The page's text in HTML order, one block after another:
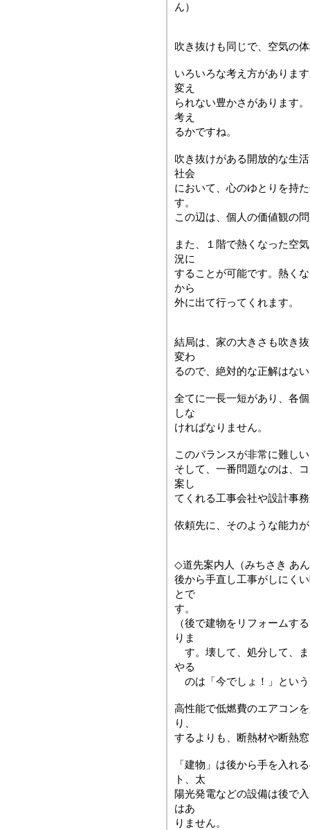
ん）
吹き抜けも同じで、空気の
いろいろな考え方がありま
変え
られない豊かさがあります
考え
るかですね。
吹き抜けがある開放的な生
社会
において、心のゆとりを持
す。
この辺は、個人の価値観の
また、１階で熱くなった空
況に
することが可能です。熱く
から
外に出て行ってくれます。
結局は、家の大きさも吹き
変わ
るので、絶対的な正解はな
全てに一長一短があり、各
しな
ければなりません。
このバランスが非常に難し
そして、一番問題なのは、
案し
てくれる工事会社や設計事
依頼先に、そのような能力
◇道先案内人（みちさき あ
後から手直し工事がしにく
とで
す。
（後で建物をリフォームす
りま
す。壊して、処分して、
やる
のは「今でしょ！」とい
高性能で低燃費のエアコン
り、
するよりも、断熱材や断熱
「建物」は後から手を入れ
ト、太
陽光発電などの設備は後で
はあ
りません。